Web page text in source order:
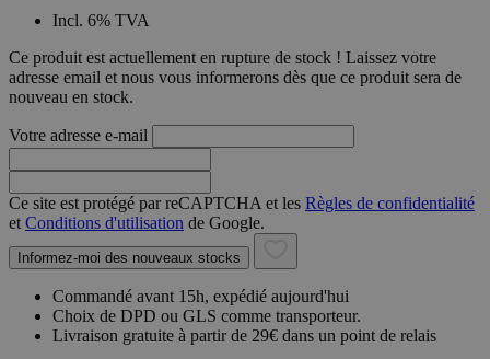
Incl. 6% TVA
Ce produit est actuellement en rupture de stock ! Laissez votre
adresse email et nous vous informerons dès que ce produit sera de
nouveau en stock.
Votre adresse e-mail
Ce site est protégé par reCAPTCHA et les Règles de confidentialité
et Conditions d'utilisation de Google.
Informez-moi des nouveaux stocks
Commandé avant 15h, expédié aujourd'hui
Choix de DPD ou GLS comme transporteur.
Livraison gratuite à partir de 29€ dans un point de relais